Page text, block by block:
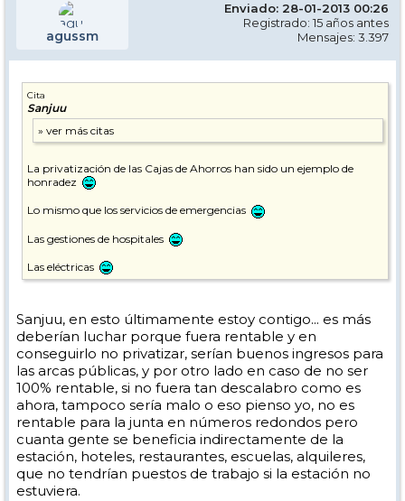
agussm
Enviado: 28-01-2013 00:26
Registrado: 15 años antes
Mensajes: 3.397
Cita
Sanjuu
La privatización de las Cajas de Ahorros han sido un ejemplo de
honradez
Lo mismo que los servicios de emergencias
Las gestiones de hospitales
Las eléctricas
Sanjuu, en esto últimamente estoy contigo... es más
deberían luchar porque fuera rentable y en
conseguirlo no privatizar, serían buenos ingresos para
las arcas públicas, y por otro lado en caso de no ser
100% rentable, si no fuera tan descalabro como es
ahora, tampoco sería malo o eso pienso yo, no es
rentable para la junta en números redondos pero
cuanta gente se beneficia indirectamente de la
estación, hoteles, restaurantes, escuelas, alquileres,
que no tendrían puestos de trabajo si la estación no
estuviera.